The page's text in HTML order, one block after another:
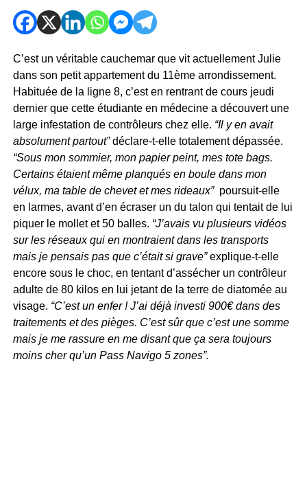
C’est un véritable cauchemar que vit actuellement Julie
dans son petit appartement du 11ème arrondissement.
Habituée de la ligne 8, c’est en rentrant de cours jeudi
dernier que cette étudiante en médecine a découvert une
large infestation de contrôleurs chez elle. “Il y en avait
absolument partout”déclare-t-elle totalement dépassée.
“Sous mon sommier, mon papier peint, mes tote bags.
Certains étaient même planqués en boule dans mon
vélux, ma table de chevet et mes rideaux” poursuit-elle
en larmes, avant d’en écraser un du talon qui tentait de lui
piquer le mollet et 50 balles. “J’avais vu plusieurs vidéos
sur les réseaux qui en montraient dans les transports
mais je pensais pas que c’était si grave”explique-t-elle
encore sous le choc, en tentant d’assécher un contrôleur
adulte de 80 kilos en lui jetant de la terre de diatomée au
visage. “C’est un enfer ! J’ai déjà investi 900€ dans des
traitements et des pièges. C’est sûr que c’est une somme
mais je me rassure en me disant que ça sera toujours
moins cher qu’un Pass Navigo 5 zones”.